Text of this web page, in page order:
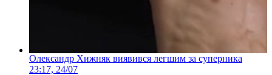
Олександр Хижняк виявився легшим за суперника
23:17, 24/07